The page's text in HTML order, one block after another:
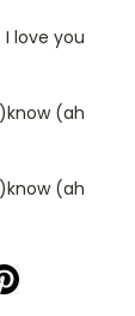
love you
(ah
(ah